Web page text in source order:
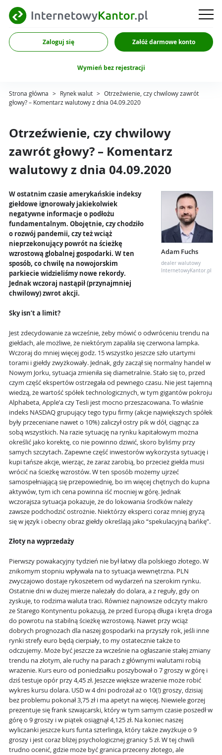
Zaloguj się Załóż darmowe konto
Wymień bez rejestracji
Strona główna > Rynek walut > Otrzeźwienie, czy chwilowy zawrót
głowy? – Komentarz walutowy z dnia 04.09.2020
Otrzeźwienie, czy chwilowy
zawrót głowy? – Komentarz
walutowy z dnia 04.09.2020
Adam Fuchs
dealer walutowy
InternetowyKantor.pl
W ostatnim czasie amerykańskie indeksy
giełdowe ignorowały jakiekolwiek
negatywne informacje o podłożu
fundamentalnym. Obojętnie, czy chodziło
o rozwój pandemii, czy też wciąż
nieprzekonujący powrót na ścieżkę
wzrostową globalnej gospodarki. W ten
sposób, co chwilę na nowojorskim
parkiecie widzieliśmy nowe rekordy.
Jednak wczoraj nastąpił (przynajmniej
chwilowy) zwrot akcji.
Sky isn’t a limit?
Jest zdecydowanie za wcześnie, żeby mówić o odwróceniu trendu na
giełdach, ale możliwe, że niektórym zapaliła się czerwona lampka.
Wczoraj do mniej więcej godz. 15 wszystko jeszcze szło utartymi
torami i giełdy zwyżkowały. Jednak, gdy zaczął się normalny handel w
Nowym Jorku, sytuacja zmieniła się diametralnie. Stało się to, przed
czym część ekspertów ostrzegała od pewnego czasu. Nie jest tajemną
wiedzą, że wartość spółek technologicznych, w tym gigantów pokroju
Alphabeta, Apple’a czy Tesli jest mocno przeszacowana. To właśnie
indeks NASDAQ grupujący tego typu firmy (akcje największych spółek
były przeceniane nawet o 10%) zaliczył ostry pik w dół, ciągnąc za
sobą wszystkich. Na razie sytuację na rynku kapitałowym można
określić jako korektę, co nie powinno dziwić, skoro byliśmy przy
samych szczytach. Zapewne część inwestorów wykorzysta sytuację i
kupi tańsze akcje, wierząc, że zaraz zarobią, bo przecież giełda musi
wrócić na ścieżkę wzrostów. W ten sposób możemy ujrzeć
samospełniającą się przepowiednię, bo im więcej chętnych do kupna
aktywów, tym ich cena powinna iść mocniej w górę. Jednak
wczorajsza sytuacja pokazuje, że do lokowania środków należy
zawsze podchodzić ostrożnie. Niektórzy eksperci coraz mniej gryzą
się w język i obecny obraz giełdy określają jako “spekulacyjną bańkę”.
Złoty na wyprzedaży
Pierwszy powakacyjny tydzień nie był łatwy dla polskiego złotego. W
znikomym stopniu wpływała na to sytuacja wewnętrzna. PLN
zwyczajowo dostaje rykoszetem od wydarzeń na szerokim rynku.
Ostatnie dni w dużej mierze należały do dolara, a z reguły, gdy on
zyskuje, to rodzima waluta traci. Również najnowsze odczyty makro
ze Starego Kontynentu pokazują, że przed Europą długa i kręta droga
do powrotu na stabilną ścieżkę wzrostową. Nawet przy wciąż
dobrych prognozach dla naszej gospodarki na przyszły rok, jeśli inne
rynki strefy euro będą cierpiały, to my ostatecznie także to
odczujemy. Może być jeszcze za wcześnie na ogłaszanie stałej zmiany
trendu na złotym, ale ruchy na parach z głównymi walutami robią
wrażenie. Kurs euro od poniedziałku poszybował o 7 groszy w górę i
dziś testuje opór przy 4,45 zł. Jeszcze większe wrażenie może robić
wykres kursu dolara. USD w 4 dni podrożał aż o 10(!) groszy, dzisiaj
bez problemu pokonał 3,75 zł i ma apetyt na więcej. Niewiele gorzej
prezentuje się frank szwajcarski, który w tym samym czasie poszedł w
górę o 9 groszy i w piątek osiągnął 4,125 zł. Na koniec naszej
wyliczanki jeszcze kurs funta szterlinga, który także zwyżkuje o 9
groszy i jest coraz bliżej psychologicznej granicy 5 zł. W tej chwili
trudno ocenić, gdzie może być granica przeceny złotego, ale